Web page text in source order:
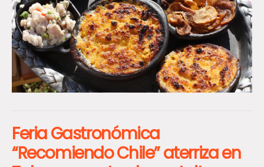
Feria Gastronómica
“Recomiendo Chile” aterriza en